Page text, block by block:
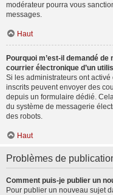
modérateur pourra vous
messages.
Haut
Pourquoi m’est-il demandé
courrier électronique d’un
Si les administrateurs ont
inscrits peuvent envoyer des
depuis un formulaire dédié.
du système de messagerie
des robots.
Haut
Problèmes de
Comment puis-je publier un
Pour publier un nouveau sujet